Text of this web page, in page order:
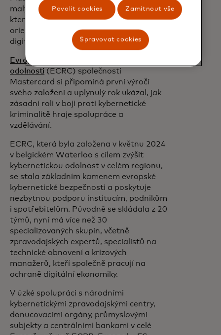
malým podnikům nástroje a ochranu,
které potřebují k tomu, aby se mohly
orientovat ve stále složitějším prostředí
digitálních hrozeb."
Evropské centrum kybernetické
odolnosti (ECRC) společnosti
Mastercard si připomíná první výročí
svého založení a uplynulý rok ukázal, jak
zásadní roli v boji proti kybernetické
kriminalitě hraje spolupráce a
vzdělávání.
ECRC, která byla založena v květnu 2024
v belgickém Waterloo s cílem zvýšit
kybernetickou odolnost v celém regionu,
se stala základním kamenem evropské
kybernetické bezpečnosti a poskytuje
nezbytnou podporu institucím, podnikům
i spotřebitelům. Původně se skládala z 20
týmů, nyní má více než 30
specializovaných skupin, včetně
zpravodajských expertů, specialistů na
technické obnovení a krizových
manažerů, kteří společně pracují na
ochraně digitální ekonomiky.
V úzké spolupráci s národními
kybernetickými zpravodajskými centry,
donucovacími orgány, průmyslovými
subjekty a centrálními bankami v celé
Povolit cookies Zamítnout vše
Spravovat cookies